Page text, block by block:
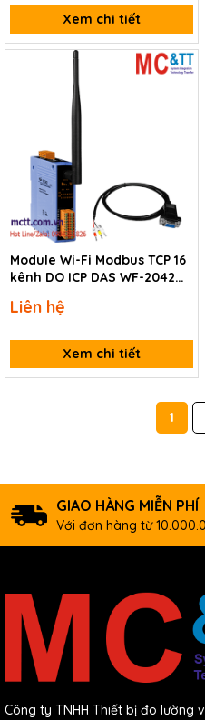
Xem chi tiết
Module Wi-Fi Modbus TCP 16
kênh DO ICP DAS WF-2042
Liên hệ
Xem chi tiết
1
GIAO HÀNG MIỄN PHÍ
Với đơn hàng từ
Công ty TNHH Thiết bị đo lường